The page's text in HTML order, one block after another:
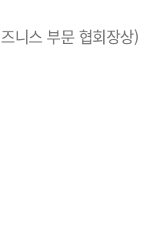
니스 부문 협회장상)